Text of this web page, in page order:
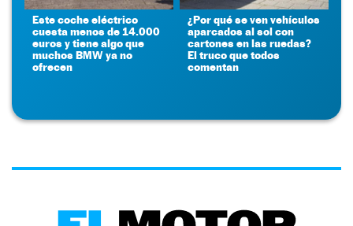
Este coche eléctrico
cuesta menos de 14.000
euros y tiene algo que
muchos BMW ya no
ofrecen
¿Por qué se ven vehículos
aparcados al sol con
cartones en las ruedas?
El truco que todos
comentan